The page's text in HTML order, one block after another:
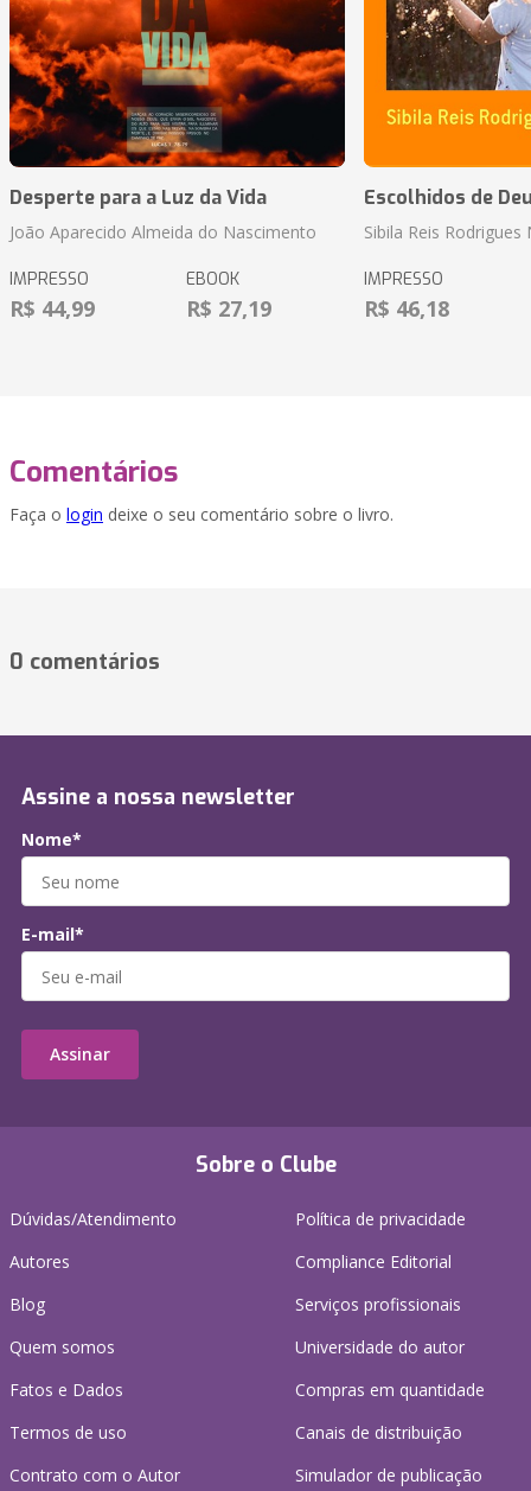
Desperte para a Luz da Vida
João Aparecido Almeida do Nascimento
IMPRESSO
R$ 44,99
EBOOK
R$ 27,19
Escolhidos de
Sibila Reis
IMPRESSO
R$ 46,18
Comentários
Faça o login deixe o seu comentário sobre o livro.
0 comentários
Sobre o Clube
Dúvidas/Atendimento
Autores
Blog
Quem somos
Fatos e Dados
Termos de uso
Contrato com o Autor
Política de privacidade
Compliance Editorial
Serviços profissionais
Universidade do autor
Compras em quantidade
Canais de distribuição
Simulador de publicação
Assine a nossa newsletter
Nome*
E-mail*
Assinar